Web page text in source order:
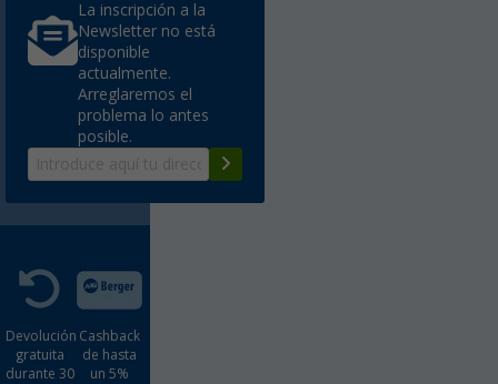
La inscripción a la
Newsletter no está
disponible
actualmente.
Arreglaremos el
problema lo antes
posible.
Devolución
gratuita
durante 30
Cashback
de hasta
un 5%